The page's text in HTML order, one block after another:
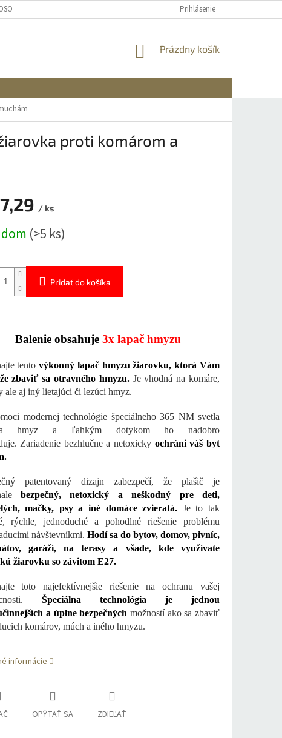
ÚDAJOV REKLAMÁCIA A VRÁTENIE
Prihlásenie
NÁKUPNÝ
Prázdny košík
proti komárom a
/ ks
(>5 ks)
Pridať do košíka
Balenie obsahuje3x lapač hmyzu
tentovýkonný lapač hmyzu žiarovku, ktorá Vám
zbaviť sa otravného hmyzu.Je vhodná na komáre,
ale aj iný lietajúci či lezúci hmyz.
modernej technológie špeciálneho 365 NM svetla
hmyz a ľahkým dotykom ho nadobro
Zariadenie bezhlučne a netoxicky ochráni váš byt
patentovaný dizajn zabezpečí, že plašič je
bezpečný, netoxický a neškodný pre deti,
mačky, psy a iné domáce zvieratá. Je to tak
rýchle, jednoduché a pohodlné riešenie problému
návštevníkmi. Hodí sa do bytov, domov, pivníc,
garáží, na terasy a všade, kde využívate
žiarovku so závitom E27.
toto najefektívnejšie riešenie na ochranu vašej
Špeciálna technológia je jednou
a úplne bezpečných možností ako sa zbaviť
komárov, múch a iného hmyzu.
informácie
OPÝTAŤ SA ZDIEĽAŤ